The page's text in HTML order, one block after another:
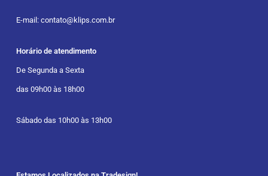
E-mail: contato@klips.com.br
Horário de atendimento
De Segunda a Sexta
das 09h00 às 18h00
Sábado das 10h00 às 13h00